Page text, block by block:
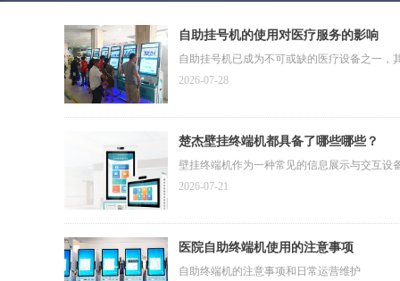
自助挂号机的使用对医疗服务的影响
自助挂号机已成为不可或缺的医疗设备之一
2026-07-28
楚杰壁挂终端机都具备了哪些哪些？
壁挂终端机作为一种常见的信息展示与交互
2026-07-21
医院自助终端机使用的注意事项
自助终端机的注意事项和日常运营维护